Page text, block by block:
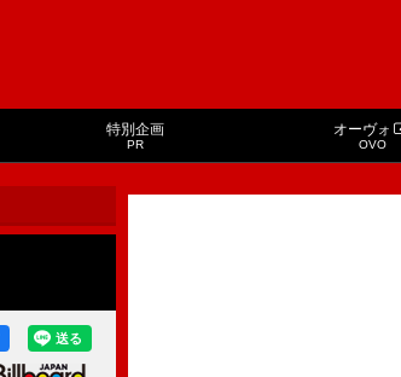
特別企画
PR
オーヴォ
OVO
送る